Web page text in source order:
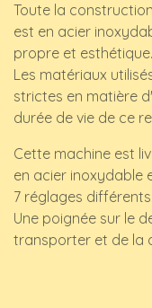
Toute la
est en acier
propre et esthétique.
Les matériaux
strictes en matière
durée de vie de ce
Cette machine est
en acier inoxydable
7 réglages différents.
Une poignée sur le
transporter et de la